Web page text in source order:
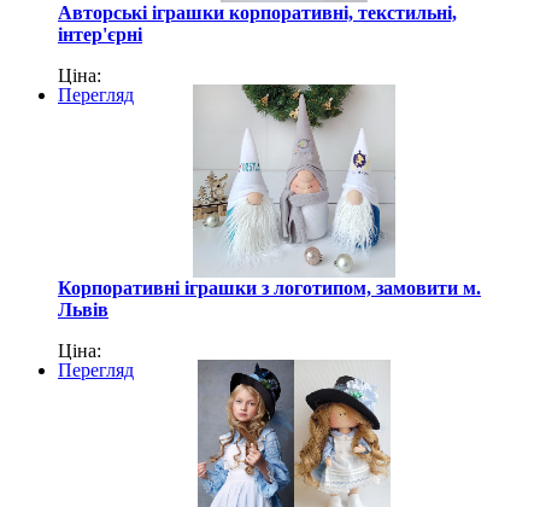
Авторські іграшки корпоративні, текстильні,
інтер'єрні
Ціна:
Перегляд
Корпоративні іграшки з логотипом, замовити м.
Львів
Ціна:
Перегляд